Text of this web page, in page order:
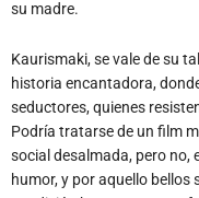
su madre.
Kaurismaki, se vale de su
historia encantadora,
seductores, quienes
Podría tratarse de un film
social desalmada, pero no,
humor, y por aquello